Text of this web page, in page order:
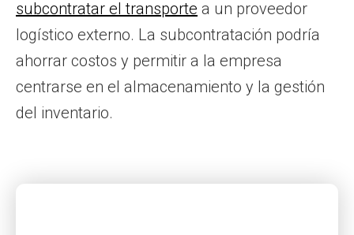
subcontratar el transporte a un proveedor
logístico externo. La subcontratación podría
ahorrar costos y permitir a la empresa
centrarse en el almacenamiento y la gestión
del inventario.